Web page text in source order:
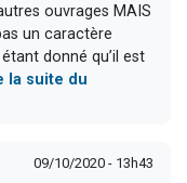
ouvrages MAIS
un caractère
étant donné qu’il est
la suite du
09/10/2020 - 13h43